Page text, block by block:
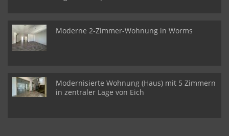
Moderne 2-Zimmer-Wohnung in Worms
Modernisierte Wohnung (Haus) mit 5 Zimmern
in zentraler Lage von Eich